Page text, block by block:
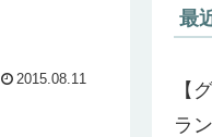
2015.08.11
最
【
ラ